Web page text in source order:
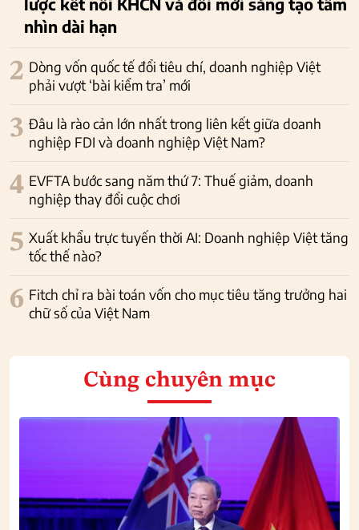
nhìn dài hạn
2 Dòng vốn quốc tế đổi tiêu chí, doanh nghiệp Việt
phải vượt ‘bài kiểm tra’ mới
3 Đâu là rào cản lớn nhất trong liên kết giữa doanh
nghiệp FDI và doanh nghiệp Việt Nam?
4 EVFTA bước sang năm thứ 7: Thuế giảm, doanh
nghiệp thay đổi cuộc chơi
5 Xuất khẩu trực tuyến thời AI: Doanh nghiệp Việt tăng
tốc thế nào?
6 Fitch chỉ ra bài toán vốn cho mục tiêu tăng trưởng hai
chữ số của Việt Nam
Cùng chuyên mục